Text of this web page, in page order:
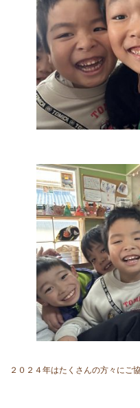
２０２４年はたくさんの方々にご